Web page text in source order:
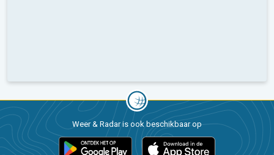
Weer & Radar is ook beschikbaar op